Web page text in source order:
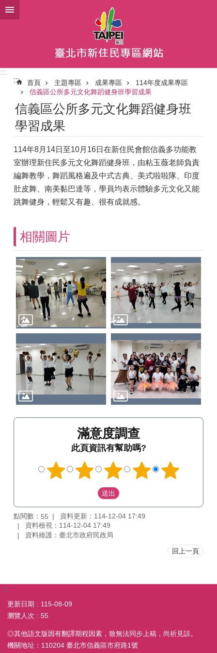
跳到主要內容區塊
:::
:::
首頁 主題專區 成果專區
114年度成果專區
信義區公所多元文化舞蹈健身班學習成果
信義區公所多元文化舞蹈健身班
學習成果
114年8月14日至10月16日在新住民會館信義多功能教
室辦理新住民多元文化舞蹈健身班，由粘玉薇老師負責
編舞教學，舞蹈風格遍及中式古典、美式啦啦隊、印度
肚皮舞、南美黏巴達等，學員均表示體驗多元文化又能
跳舞健身，輕鬆又有趣、很有成就感。
相關圖片
滿意度調查
此頁資訊有幫助嗎?
點閱數： 55
資料更新：114-12-04 17:49
資料檢視：114-12-04 17:49
資料維護：臺北市政府民政局
回上一頁
:::
更新日期
115-08-09
瀏覽人次
55
◎其他語文版因有翻譯期程因素，致無法同步上稿，尚祈見諒。
機關地址：110204 臺北市信義區市府路1號